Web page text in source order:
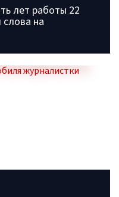
лет работы 22
на